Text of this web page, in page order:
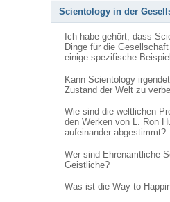
Scientology in der
Ich habe gehört, dass
Dinge für die
einige spezifische
Kann Scientology
Zustand der Welt zu
Wie sind die weltlichen
den Werken von L. Ron
aufeinander abgestimmt?
Wer sind Ehrenamtliche
Geistliche?
Was ist die Way to